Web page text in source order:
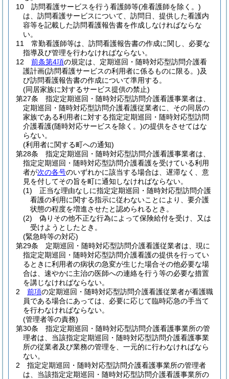
10
訪問看護サービスを行う看護師等(准看護師を除く。)
は、訪問看護サービスについて、訪問日、提供した看護内
容等を記載した訪問看護報告書を作成しなければならな
い。
11
常勤看護師等は、訪問看護報告書の作成に関し、必要な
指導及び管理を行わなければならない。
12
前条第4項の規定は、定期巡回・随時対応型訪問介護看
護計画(訪問看護サービスの利用者に係るものに限る。)及
び訪問看護報告書の作成について準用する。
(同居家族に対するサービス提供の禁止)
第27条
指定定期巡回・随時対応型訪問介護看護事業者は、
定期巡回・随時対応型訪問介護看護従業者に、その同居の
家族である利用者に対する指定定期巡回・随時対応型訪問
介護看護(随時対応サービスを除く。)の提供をさせてはな
らない。
(利用者に関する町への通知)
第28条
指定定期巡回・随時対応型訪問介護看護事業者は、
指定定期巡回・随時対応型訪問介護看護を受けている利用
者が次の各号のいずれかに該当する場合は、遅滞なく、意
見を付してその旨を町に通知しなければならない。
(1)
正当な理由なしに指定定期巡回・随時対応型訪問介護
看護の利用に関する指示に従わないことにより、要介護
状態の程度を増進させたと認められるとき。
(2)
偽りその他不正な行為によって保険給付を受け、又は
受けようとしたとき。
(緊急時等の対応)
第29条
定期巡回・随時対応型訪問介護看護従業者は、現に
指定定期巡回・随時対応型訪問介護看護の提供を行ってい
るときに利用者の病状の急変が生じた場合その他必要な場
合は、速やかに主治の医師への連絡を行う等の必要な措置
を講じなければならない。
2
前項の定期巡回・随時対応型訪問介護看護従業者が看護職
員である場合にあっては、必要に応じて臨時応急の手当て
を行わなければならない。
(管理者等の責務)
第30条
指定定期巡回・随時対応型訪問介護看護事業所の管
理者は、当該指定定期巡回・随時対応型訪問介護看護事業
所の従業者及び業務の管理を、一元的に行わなければなら
ない。
2
指定定期巡回・随時対応型訪問介護看護事業所の管理者
は、当該指定定期巡回・随時対応型訪問介護看護事業所の